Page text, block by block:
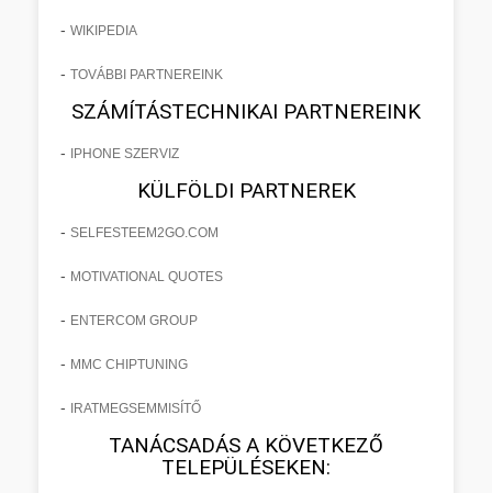
- WIKIPEDIA
- TOVÁBBI PARTNEREINK
SZÁMÍTÁSTECHNIKAI PARTNEREINK
- IPHONE SZERVIZ
KÜLFÖLDI PARTNEREK
- SELFESTEEM2GO.COM
- MOTIVATIONAL QUOTES
- ENTERCOM GROUP
- MMC CHIPTUNING
- IRATMEGSEMMISÍTŐ
TANÁCSADÁS A KÖVETKEZŐ
TELEPÜLÉSEKEN: